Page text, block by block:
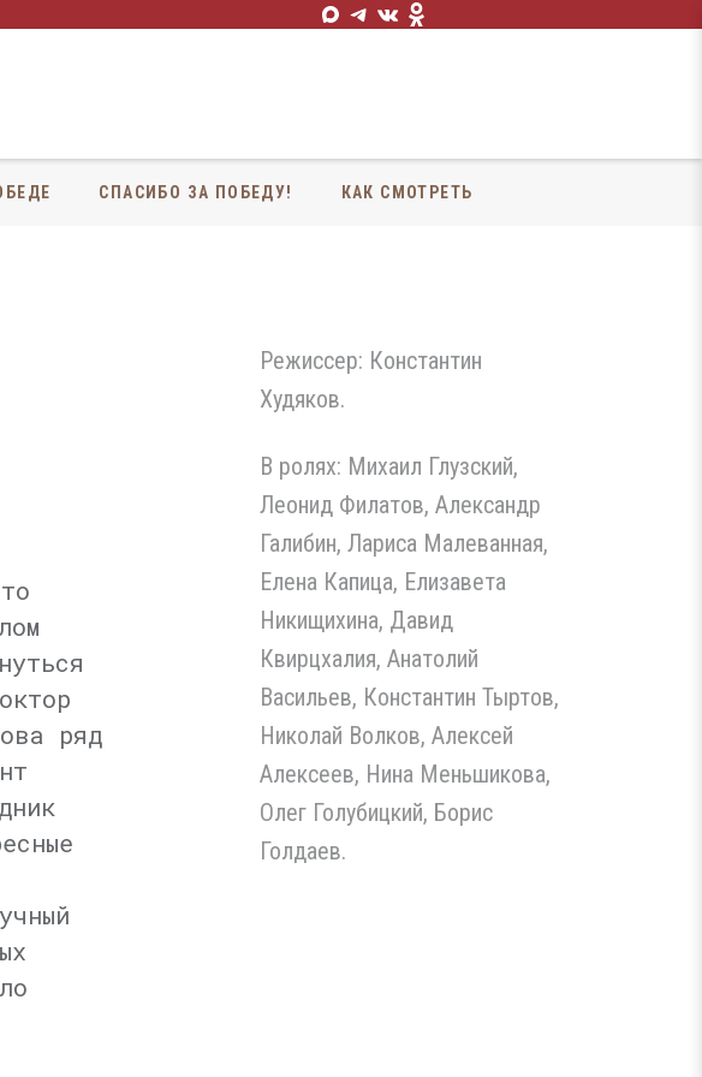
СПАСИБО ЗА ПОБЕДУ! КАК СМОТРЕТЬ
ряд
Режиссер: Константин
Худяков.
В ролях: Михаил Глузский,
Леонид Филатов, Александр
Галибин, Лариса Малеванная,
Елена Капица, Елизавета
Никищихина, Давид
Квирцхалия, Анатолий
Васильев, Константин Тыртов,
Николай Волков, Алексей
Алексеев, Нина Меньшикова,
Олег Голубицкий, Борис
Голдаев.